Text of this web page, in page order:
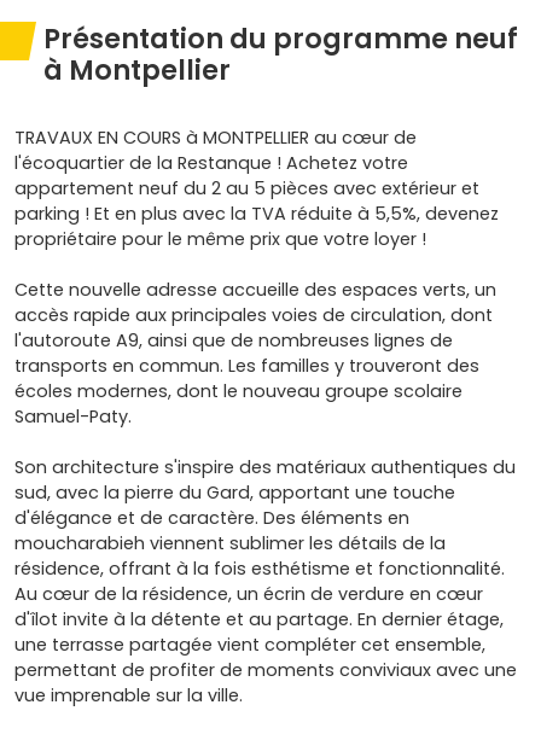
Présentation du programme neuf
à Montpellier
TRAVAUX EN COURS à MONTPELLIER au cœur de
l'écoquartier de la Restanque ! Achetez votre
appartement neuf du 2 au 5 pièces avec extérieur et
parking ! Et en plus avec la TVA réduite à 5,5%, devenez
propriétaire pour le même prix que votre loyer !
Cette nouvelle adresse accueille des espaces verts, un
accès rapide aux principales voies de circulation, dont
l'autoroute A9, ainsi que de nombreuses lignes de
transports en commun. Les familles y trouveront des
écoles modernes, dont le nouveau groupe scolaire
Samuel-Paty.
Son architecture s'inspire des matériaux authentiques du
sud, avec la pierre du Gard, apportant une touche
d'élégance et de caractère. Des éléments en
moucharabieh viennent sublimer les détails de la
résidence, offrant à la fois esthétisme et fonctionnalité.
Au cœur de la résidence, un écrin de verdure en cœur
d'îlot invite à la détente et au partage. En dernier étage,
une terrasse partagée vient compléter cet ensemble,
permettant de profiter de moments conviviaux avec une
vue imprenable sur la ville.